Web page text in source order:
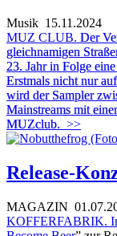
Musik 15.11.2024
MUZ CLUB. Der
gleichnamigen
23. Jahr in Folge
Erstmals nicht nur
wird der Sampler
Mainstreams mit
MUZclub. >>
Release-
MAGAZIN
KOFFERFABRIK.